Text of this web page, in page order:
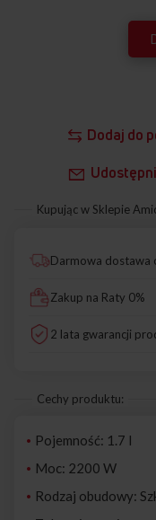
Dodaj do
Kupując w Sklepie
Darmowa dostawa
Zakup na Raty 0%
2 lata gwarancji
Cechy produktu:
Pojemność: 1.7 l
Moc: 2200 W
Rodzaj obudowy: